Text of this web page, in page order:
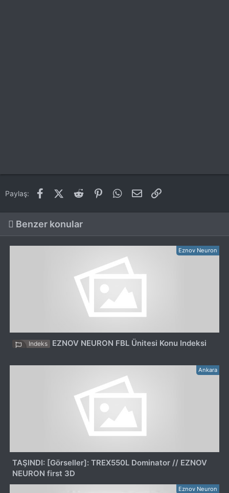
Paylaş: FacebookX (Twitter)
Reddit PinterestWhatsApp
E-posta
Benzer konular
Eznov Neuron
Indeks EZNOV NEURON FBL Ünitesi Konu Indeksi
Ankara
TAŞINDI: [Görseller]: TREX550L Dominator // EZNOV
NEURON first 3D
Eznov Neuron